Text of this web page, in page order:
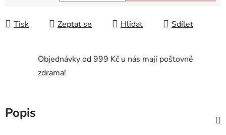
Tisk Zeptat se Hlídat Sdílet
Objednávky od 999 Kč u nás mají poštovné
zdrama!
Popis